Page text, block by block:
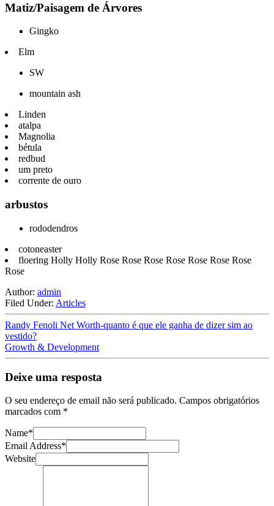
Matiz/Paisagem de Árvores
Gingko
Elm
SW
mountain ash
Linden
atalpa
Magnolia
bétula
redbud
um preto
corrente de ouro
arbustos
rododendros
cotoneaster
floering Holly Holly Rose Rose Rose Rose Rose Rose Rose
Rose
Author: admin
Filed Under: Articles
Randy Fenoli Net Worth-quanto é que ele ganha de dizer sim ao
vestido?
Growth & Development
Deixe uma resposta
O seu endereço de email não será publicado. Campos obrigatórios
marcados com *
Name*
Email Address*
Website